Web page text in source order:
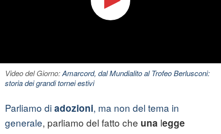
Video del Giorno:Amarcord, dal Mundialito al Trofeo Berlusconi:
storia dei grandi tornei estivi
Parliamo diadozioni, ma non del tema in
generale, parliamo del fatto che una legge